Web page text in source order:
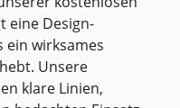
eine Design-
ein wirksames
Unsere
klare Linien,